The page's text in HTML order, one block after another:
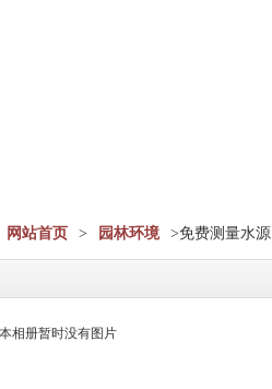
网站首页 > 园林环境 >免费测量水源
本相册暂时没有图片